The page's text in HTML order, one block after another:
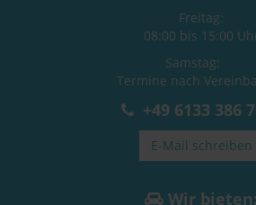
Freitag:
08:00 bis 15:00
Samstag:
Termine nach
+49 6133 386
E-Mail schreiben
Wir bieten: